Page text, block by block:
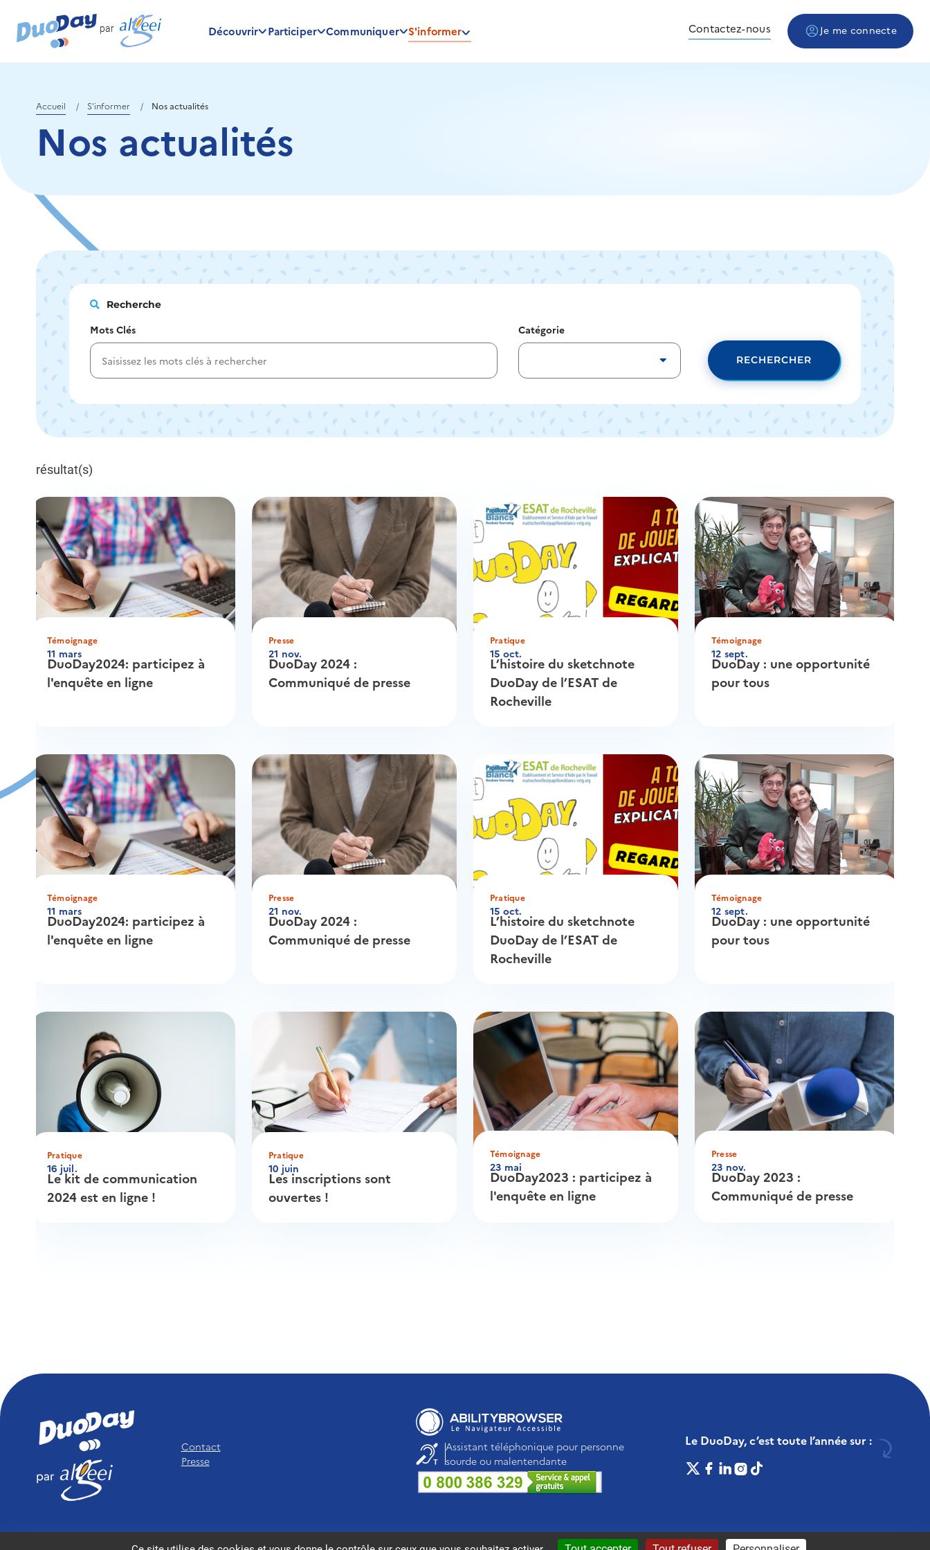
par Découvrir Participer Communiquer S'informer Contactez-nous Je me connecte
Accueil S'informer Nos actualités
Nos actualités
Recherche
Mots Clés Catégorie
résultat(s)
11 mars
Témoignage
DuoDay2024: participez à
l'enquête en ligne
21 nov.
Presse
DuoDay 2024 :
Communiqué de presse
15 oct.
Pratique
L’histoire du sketchnote
DuoDay de l’ESAT de
Rocheville
12 sept.
Témoignage
DuoDay : une opportunité
pour tous
11 mars
Témoignage
DuoDay2024: participez à
l'enquête en ligne
21 nov.
Presse
DuoDay 2024 :
Communiqué de presse
15 oct.
Pratique
L’histoire du sketchnote
DuoDay de l’ESAT de
Rocheville
12 sept.
Témoignage
DuoDay : une opportunité
pour tous
16 juil.
Pratique
Le kit de communication
2024 est en ligne !
10 juin
Pratique
Les inscriptions sont
ouvertes !
23 mai
Témoignage
DuoDay2023 : participez à
l'enquête en ligne
23 nov.
Presse
DuoDay 2023 :
Communiqué de presse
Contact
Presse
Assistant téléphonique pour personne
sourde ou malentendante
Le DuoDay, c’est toute l’année sur :